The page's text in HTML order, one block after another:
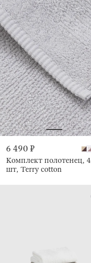
6 490 ₽
Комплект полотенец, 4
шт, Terry cotton